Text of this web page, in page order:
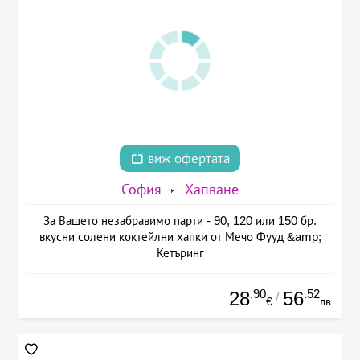
виж офертата
София Хапване
За Вашето незабравимо парти - 90, 120 или 150 бр.
вкусни солени коктейлни хапки от Мечо Фууд &amp;
Кетъринг
28.90
€ / 56.52
лв.